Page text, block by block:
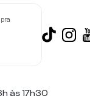
às 17h30